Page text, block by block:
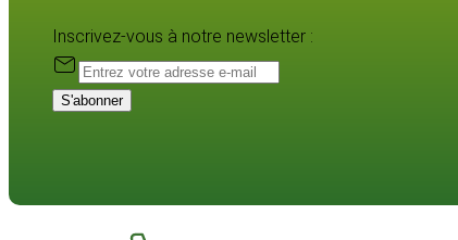
Inscrivez-vous à notre newsletter :
S'abonner